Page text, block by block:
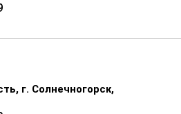
г. Солнечногорск,